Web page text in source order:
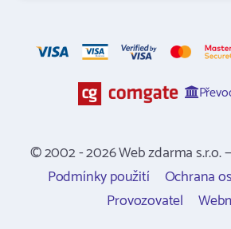
© 2002 - 2026 Web zdarma s.r.o.
Podmínky použití
Ochrana
Provozovatel